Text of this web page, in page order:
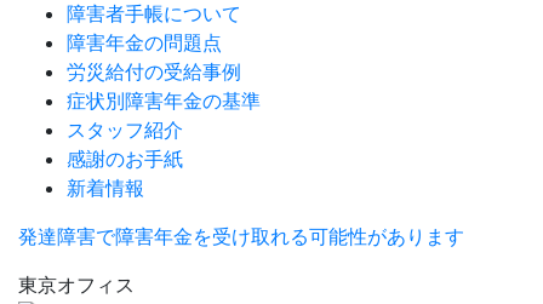
障害者手帳について
障害年金の問題点
労災給付の受給事例
症状別障害年金の基準
スタッフ紹介
感謝のお手紙
新着情報
発達障害で障害年金を受け取れる可能性があります
東京オフィス